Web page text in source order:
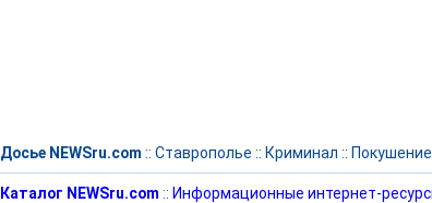
Досье NEWSru.com :: Ставрополье :: Криминал :: Покушение
Каталог NEWSru.com :: Информационные интернет-